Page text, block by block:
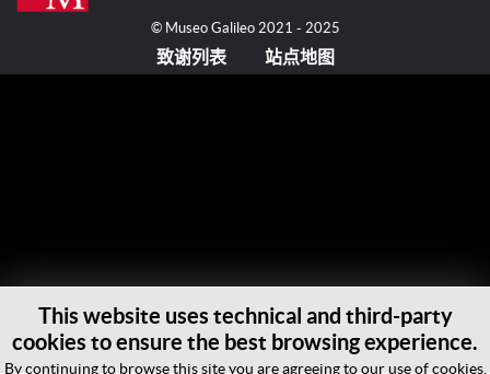
协调，置中国为中心，而朝鲜王国则在其右侧。原地图
已经佚失，然而，我们知道，该地图的一个复本在
1480年被绘制在丝织品上，包括了4428个中文汉字。
历的时代。而对于尼罗河以及月亮山、里海以及它的两
个岛屿的绘制，则毫无疑问能够辨识出是使用了伊斯兰
© Museo Galileo 2021 - 2025
致谢列表 站点地图
This website uses technical and third-party
cookies to ensure the best browsing experience.
By continuing to browse this site you are agreeing to our use of cookies.